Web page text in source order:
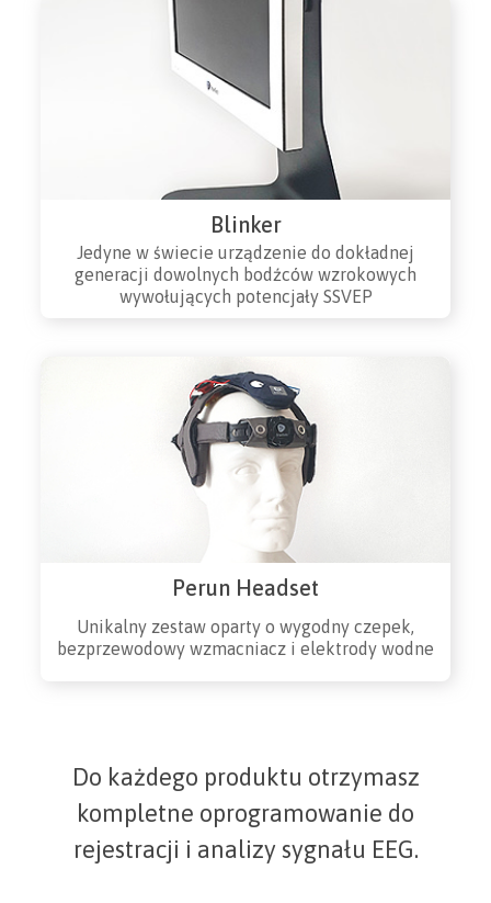
Blinker
Jedyne w świecie urządzenie do dokładnej
generacji dowolnych bodźców wzrokowych
wywołujących potencjały SSVEP
Perun Headset
Unikalny zestaw oparty o wygodny czepek,
bezprzewodowy wzmacniacz i elektrody wodne
Do każdego produktu otrzymasz
kompletne oprogramowanie do
rejestracji i analizy sygnału EEG.